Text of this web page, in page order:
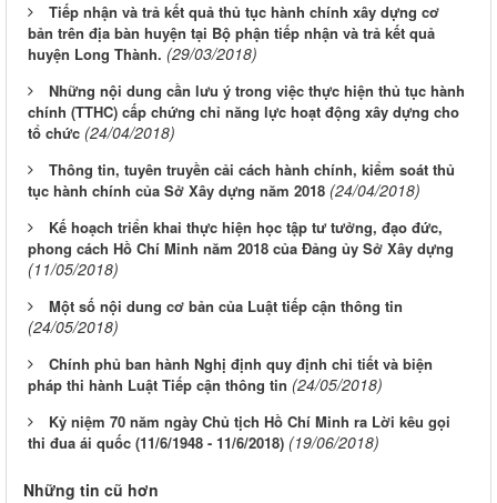
Tiếp nhận và trả kết quả thủ tục hành chính xây dựng cơ
bản trên địa bàn huyện tại Bộ phận tiếp nhận và trả kết quả
huyện Long Thành. (29/03/2018)
Những nội dung cần lưu ý trong việc thực hiện thủ tục hành
chính (TTHC) cấp chứng chỉ năng lực hoạt động xây dựng cho
tổ chức (24/04/2018)
Thông tin, tuyên truyền cải cách hành chính, kiểm soát thủ
tục hành chính của Sở Xây dựng năm 2018 (24/04/2018)
Kế hoạch triển khai thực hiện học tập tư tưởng, đạo đức,
phong cách Hồ Chí Minh năm 2018 của Đảng ủy Sở Xây dựng
(11/05/2018)
Một số nội dung cơ bản của Luật tiếp cận thông tin
(24/05/2018)
Chính phủ ban hành Nghị định quy định chi tiết và biện
pháp thi hành Luật Tiếp cận thông tin (24/05/2018)
Kỷ niệm 70 năm ngày Chủ tịch Hồ Chí Minh ra Lời kêu gọi
thi đua ái quốc (11/6/1948 - 11/6/2018) (19/06/2018)
Những tin cũ hơn